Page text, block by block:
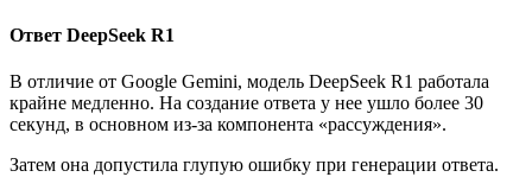
Ответ DeepSeek R1
В отличие от Google Gemini, модель DeepSeek R1 работала
крайне медленно. На создание ответа у нее ушло более 30
секунд, в основном из-за компонента «рассуждения».
Затем она допустила глупую ошибку при генерации ответа.